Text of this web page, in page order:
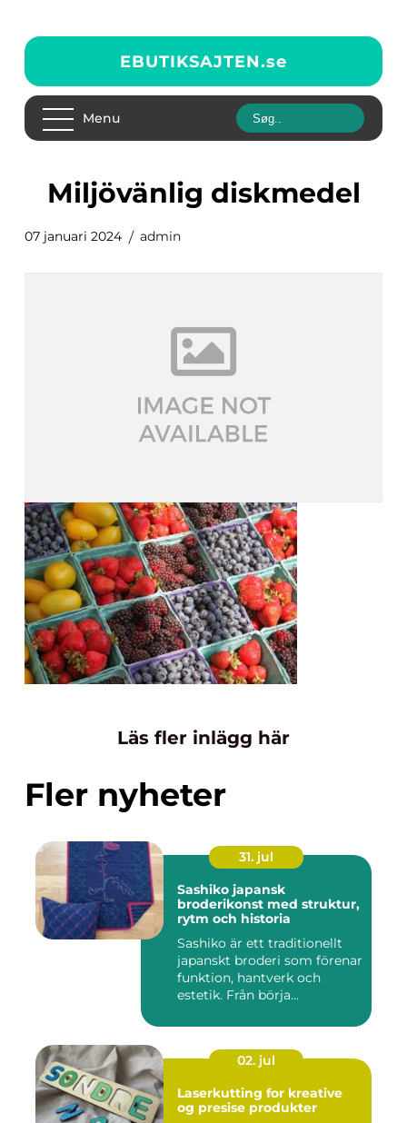
EBUTIKSAJTEN.se
Menu
miljövänlig diskmedel
07 januari 2024 admin
Läs fler inlägg här
Fler nyheter
31. jul
Sashiko japansk
broderikonst med struktur,
rytm och historia
Sashiko är ett traditionellt
japanskt broderi som förenar
funktion, hantverk och
estetik. Från börja...
02. jul
Laserkutting for kreative
og presise produkter